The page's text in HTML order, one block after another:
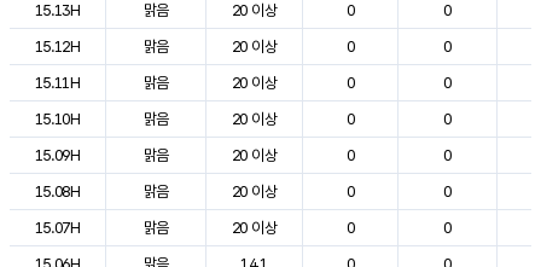
15.13H
맑음 20 이상 0 0
15.12H
맑음 20 이상 0 0
15.11H
맑음 20 이상 0 0
15.10H
맑음 20 이상 0 0
15.09H
맑음 20 이상 0 0
15.08H
맑음 20 이상 0 0
15.07H
맑음 20 이상 0 0